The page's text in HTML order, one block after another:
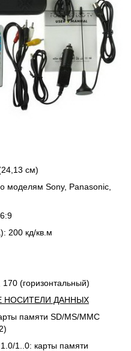
см)
моделям Sony, Panasonic,
200 кд/кв.м
(горизонтальный)
ДАННЫХ
памяти SD/MS/MMC
1..0: карты памяти